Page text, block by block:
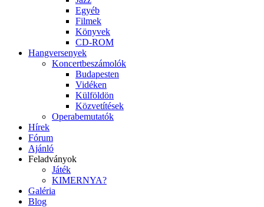
Egyéb
Filmek
Könyvek
CD-ROM
Hangversenyek
Koncertbeszámolók
Budapesten
Vidéken
Külföldön
Közvetítések
Operabemutatók
Hírek
Fórum
Ajánló
Feladványok
Játék
KIMERNYA?
Galéria
Blog